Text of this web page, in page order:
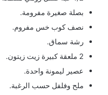
بصلة صغيرة مفرومة.
نصف كوب خس مفروم.
رشة سماق.
2 ملعقة كبيرة زيت زيتون.
عصير ليمونة واحدة.
ملح وفلفل حسب الرغبة.